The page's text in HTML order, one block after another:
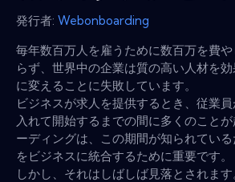
発行者: Webonboarding
毎年数百万人を雇うために数百万を費
らず、世界中の企業は質の高い人材を
に変えることに失敗しています。
ビジネスが求人を提供するとき、従業
入れて開始するまでの間に多くのこと
ーディングは、この期間が知られてい
をビジネスに統合するために重要です。
しかし、それはしばしば見落とされま